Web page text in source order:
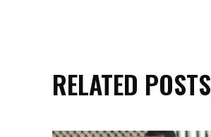
RELATED POSTS